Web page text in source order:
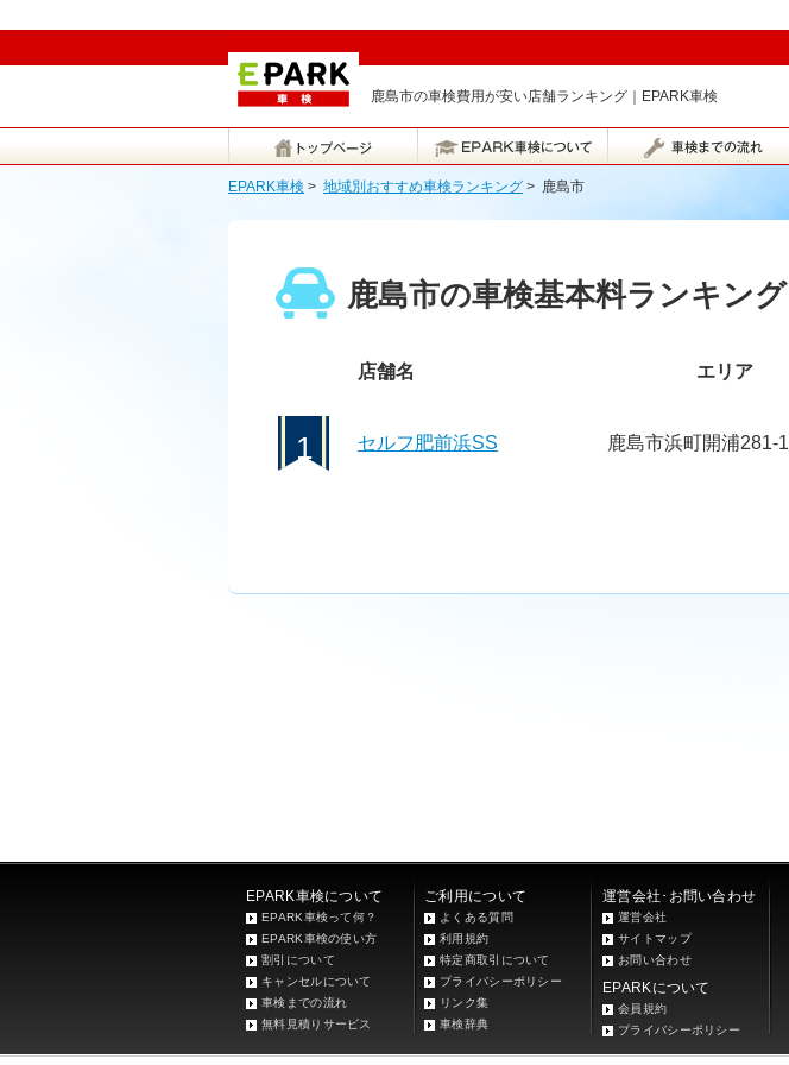
鹿島市の車検費用が安い店舗ランキング｜EPARK車検
EPARK車検 > 地域別おすすめ車検ランキング > 鹿島市
鹿島市の車検基本料ランキング
店舗名 エリア
1 セルフ肥前浜SS 鹿島市浜町開浦281-1